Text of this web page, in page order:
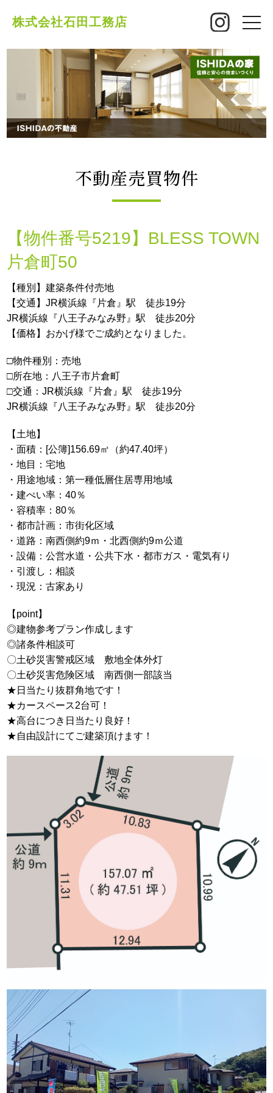
株式会社石田工務店
toggle
不動産売買物件
【物件番号5219】BLESS TOWN
片倉町50
【種別】建築条件付売地
【交通】JR横浜線『片倉』駅 徒歩19分
JR横浜線『八王子みなみ野』駅 徒歩20分
【価格】おかげ様でご成約となりました。
□物件種別：売地
□所在地：八王子市片倉町
□交通：JR横浜線『片倉』駅 徒歩19分
JR横浜線『八王子みなみ野』駅 徒歩20分
【土地】
・面積：[公簿]156.69㎡（約47.40坪）
・地目：宅地
・用途地域：第一種低層住居専用地域
・建ぺい率：40％
・容積率：80％
・都市計画：市街化区域
・道路：南西側約9ｍ・北西側約9ｍ公道
・設備：公営水道・公共下水・都市ガス・電気有り
・引渡し：相談
・現況：古家あり
【point】
◎建物参考プラン作成します
◎諸条件相談可
〇土砂災害警戒区域 敷地全体外灯
〇土砂災害危険区域 南西側一部該当
★日当たり抜群角地です！
★カースペース2台可！
★高台につき日当たり良好！
★自由設計にてご建築頂けます！